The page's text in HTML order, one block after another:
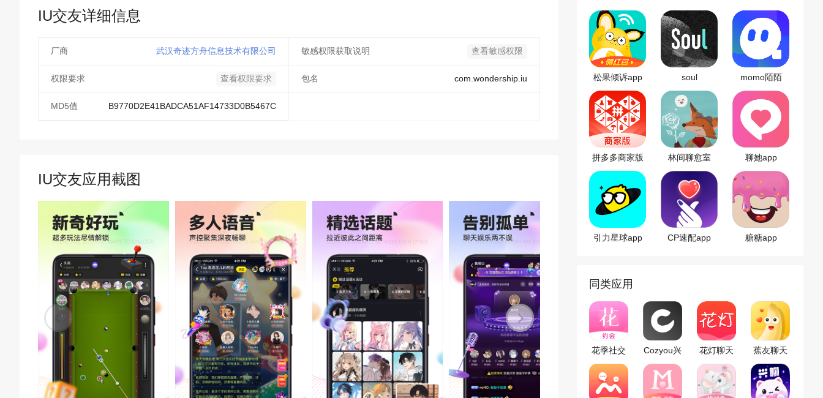
IU交友详细信息
厂商 武汉奇迹方舟信息技术有限公司 敏感权限获取说明 查看敏感权限
权限要求 查看权限要求 包名 com.wondership.iu
MD5值 B9770D2E41BADCA51AF14733D0B5467C
IU交友应用截图
松果倾诉app soul momo陌陌
拼多多商家版
客户端
林间聊愈室
app
聊她app
引力星球app CP速配app 糖糖app
同类应用
花季社交
Cozyou兴
趣社交
花灯聊天
交友
蕉友聊天
交友